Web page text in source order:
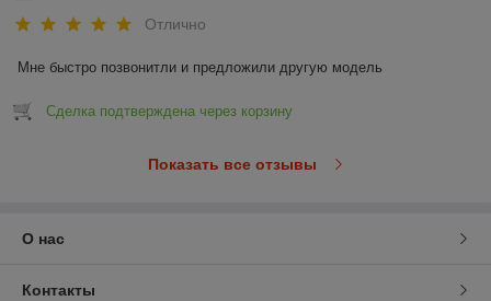
Отлично
Мне быстро позвонитли и предложили другую модель
Сделка подтверждена через корзину
Показать все отзывы
О нас
Контакты